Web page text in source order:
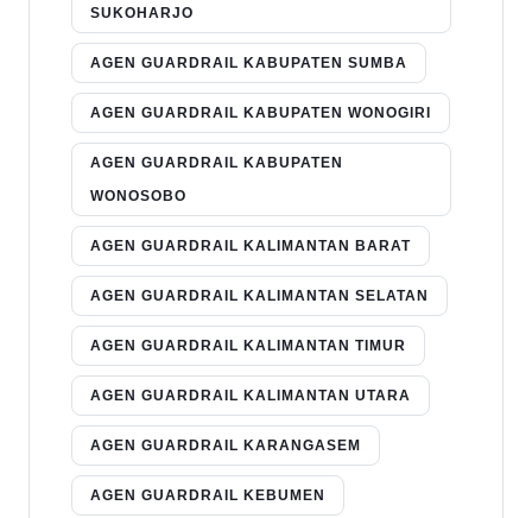
SUKOHARJO
AGEN GUARDRAIL KABUPATEN SUMBA
AGEN GUARDRAIL KABUPATEN WONOGIRI
AGEN GUARDRAIL KABUPATEN
WONOSOBO
AGEN GUARDRAIL KALIMANTAN BARAT
AGEN GUARDRAIL KALIMANTAN SELATAN
AGEN GUARDRAIL KALIMANTAN TIMUR
AGEN GUARDRAIL KALIMANTAN UTARA
AGEN GUARDRAIL KARANGASEM
AGEN GUARDRAIL KEBUMEN